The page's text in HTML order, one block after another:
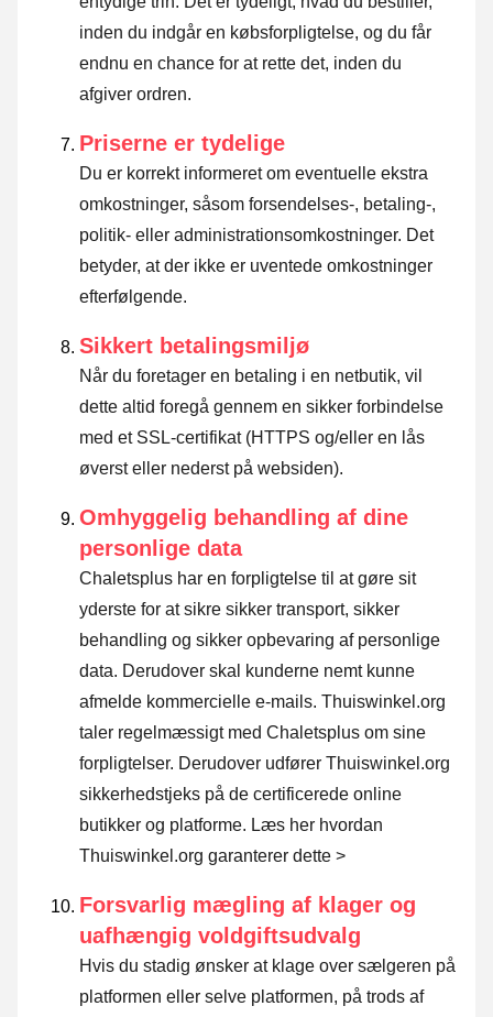
inden du indgår en købsforpligtelse, og du får
endnu en chance for at rette det, inden du
afgiver ordren.
Priserne er tydelige
Du er korrekt informeret om eventuelle ekstra
omkostninger, såsom forsendelses-, betaling-,
politik- eller administrationsomkostninger. Det
betyder, at der ikke er uventede omkostninger
efterfølgende.
Sikkert betalingsmiljø
Når du foretager en betaling i en netbutik, vil
dette altid foregå gennem en sikker forbindelse
med et SSL-certifikat (HTTPS og/eller en lås
øverst eller nederst på websiden).
Omhyggelig behandling af dine
personlige data
Chaletsplus har en forpligtelse til at gøre sit
yderste for at sikre sikker transport, sikker
behandling og sikker opbevaring af personlige
data. Derudover skal kunderne nemt kunne
afmelde kommercielle e-mails. Thuiswinkel.org
taler regelmæssigt med Chaletsplus om sine
forpligtelser. Derudover udfører Thuiswinkel.org
sikkerhedstjeks på de certificerede online
butikker og platforme. Læs her hvordan
Thuiswinkel.org garanterer dette >
Forsvarlig mægling af klager og
uafhængig voldgiftsudvalg
Hvis du stadig ønsker at klage over sælgeren på
platformen eller selve platformen, på trods af